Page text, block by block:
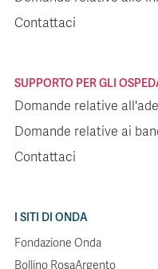
Contattaci
SUPPORTO PER GLI
Domande relative
Domande relative ai
Contattaci
I SITI DI ONDA
Fondazione Onda
Bollino RosaArgento